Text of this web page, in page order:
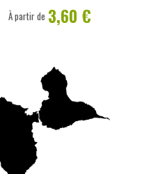
À partir de 3,60 €